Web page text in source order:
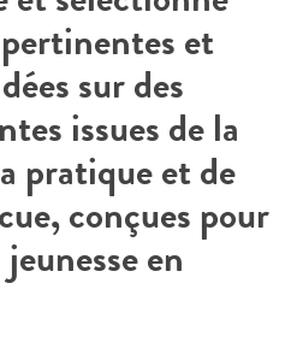
et
sur des
issues de la
pratique et de
conçues pour
en